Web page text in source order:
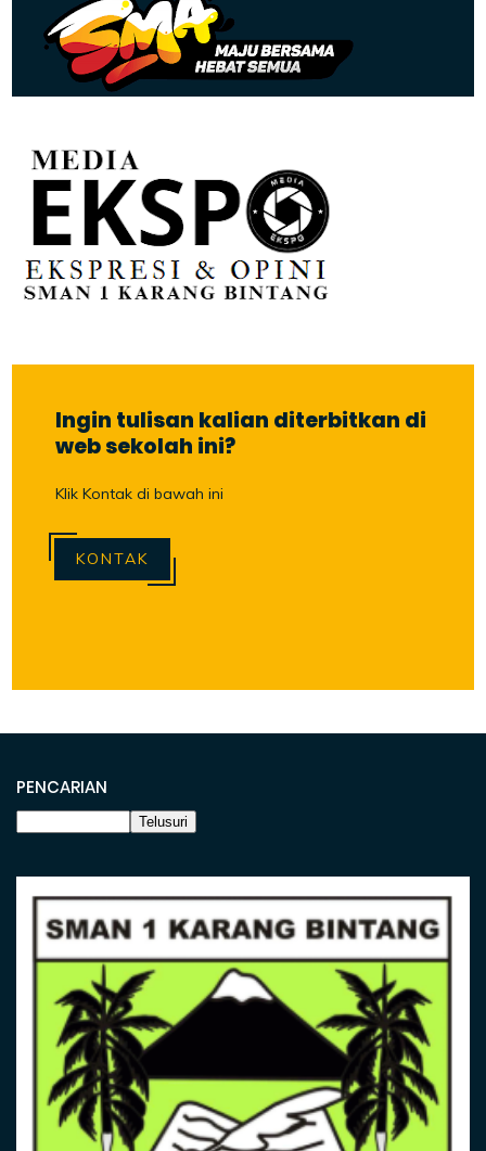
Ingin tulisan kalian diterbitkan di
web sekolah ini?
Klik Kontak di bawah ini
KONTAK
PENCARIAN